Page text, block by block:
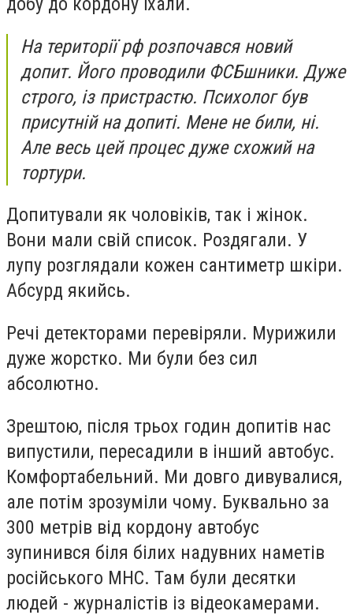
На території рф розпочався новий
допит. Його проводили ФСБшники. Дуже
строго, із пристрастю. Психолог був
присутній на допиті. Мене не били, ні.
Але весь цей процес дуже схожий на
тортури.
Допитували як чоловіків, так і жінок.
Вони мали свій список. Роздягали. У
лупу розглядали кожен сантиметр шкіри.
Абсурд якийсь.
Речі детекторами перевіряли. Мурижили
дуже жорстко. Ми були без сил
абсолютно.
Зрештою, після трьох годин допитів нас
випустили, пересадили в інший автобус.
Комфортабельний. Ми довго дивувалися,
але потім зрозуміли чому. Буквально за
300 метрів від кордону автобус
зупинився біля білих надувних наметів
російського МНС. Там були десятки
людей - журналістів із відеокамерами.